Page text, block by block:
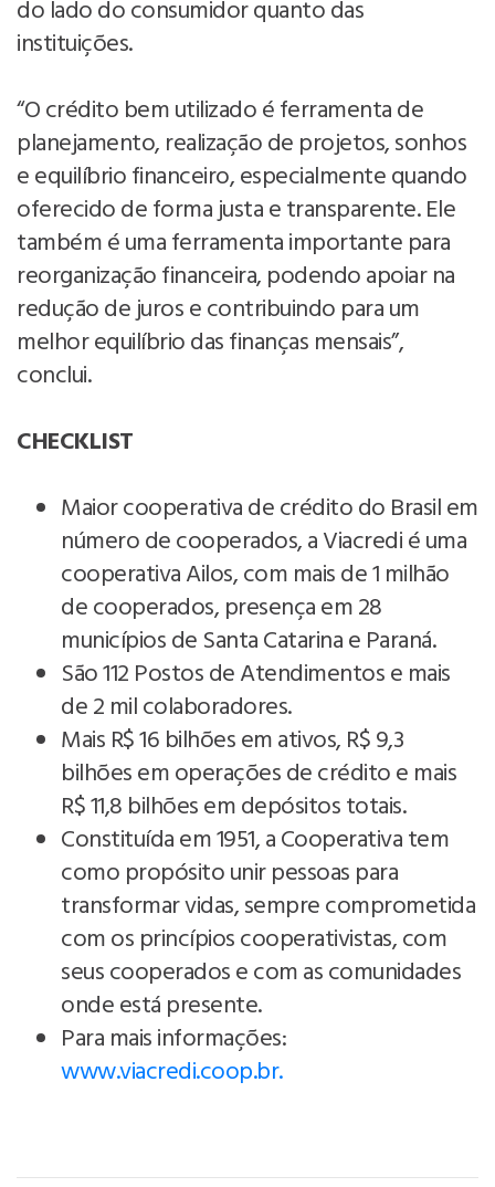
do lado do consumidor quanto das
instituições.
“O crédito bem utilizado é ferramenta de
planejamento, realização de projetos, sonhos
e equilíbrio financeiro, especialmente quando
oferecido de forma justa e transparente. Ele
também é uma ferramenta importante para
reorganização financeira, podendo apoiar na
redução de juros e contribuindo para um
melhor equilíbrio das finanças mensais”,
conclui.
CHECKLIST
Maior cooperativa de crédito do Brasil em
número de cooperados, a Viacredi é uma
cooperativa Ailos, com mais de 1 milhão
de cooperados, presença em 28
municípios de Santa Catarina e Paraná.
São 112 Postos de Atendimentos e mais
de 2 mil colaboradores.
Mais R$ 16 bilhões em ativos, R$ 9,3
bilhões em operações de crédito e mais
R$ 11,8 bilhões em depósitos totais.
Constituída em 1951, a Cooperativa tem
como propósito unir pessoas para
transformar vidas, sempre comprometida
com os princípios cooperativistas, com
seus cooperados e com as comunidades
onde está presente.
Para mais informações:
www.viacredi.coop.br.